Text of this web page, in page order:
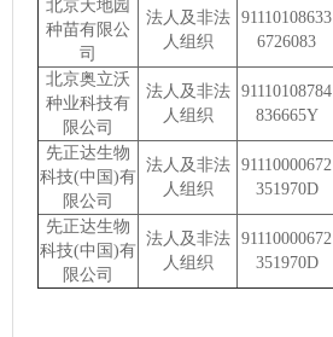
北京天地园
种苗有限公
司
法人及非法
人组织
91110108633
6726083
北京奥立沃
种业科技有
限公司
法人及非法
人组织
91110108784
836665Y
先正达生物
科技(中国)有
限公司
法人及非法
人组织
91110000672
351970D
先正达生物
科技(中国)有
限公司
法人及非法
人组织
91110000672
351970D